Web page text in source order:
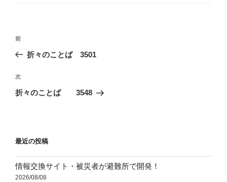
投
ビ
ゲ
ン
前
の
稿
前
折々のことば 3501
次
の
次
折々のことば 3548
最近の投稿
情報交換サイト・被災者が避難所で開発！
2026/08/08